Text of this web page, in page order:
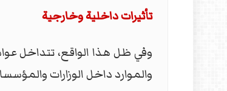
تأثيرات داخلية وخارجية
وفي ظل هذا الواقع، تتداخل
والموارد داخل الوزارات